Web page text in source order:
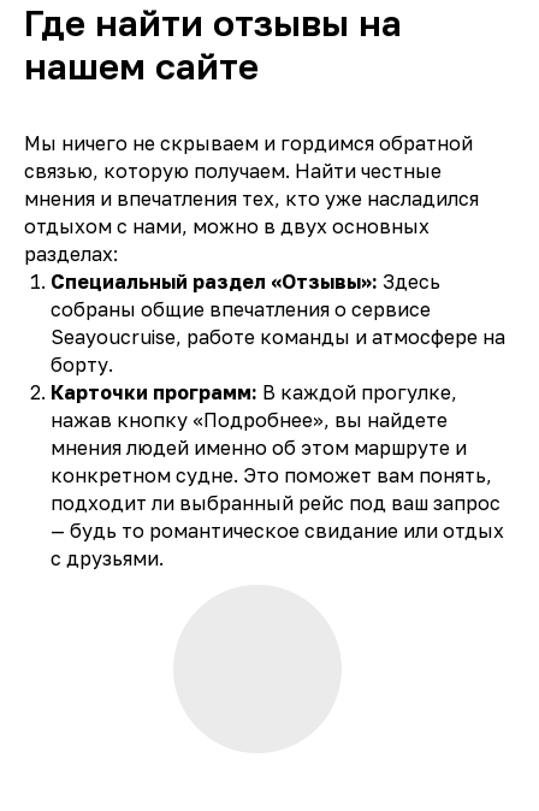
Где найти отзывы на
нашем сайте
Мы ничего не скрываем и гордимся обратной
связью, которую получаем. Найти честные
мнения и впечатления тех, кто уже насладился
отдыхом с нами, можно в двух основных
разделах:
Специальный раздел «Отзывы»: Здесь
собраны общие впечатления о сервисе
Seayoucruise, работе команды и атмосфере на
борту.
Карточки программ: В каждой прогулке,
нажав кнопку «Подробнее», вы найдете
мнения людей именно об этом маршруте и
конкретном судне. Это поможет вам понять,
подходит ли выбранный рейс под ваш запрос
— будь то романтическое свидание или отдых
с друзьями.